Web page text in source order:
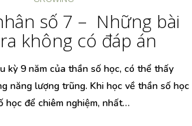
số 7 – Những bài
không có đáp án
kỳ 9 năm của thần số học, có thể thấy
năng lượng trũng. Khi học về thần số học
học để chiêm nghiệm, nhất…